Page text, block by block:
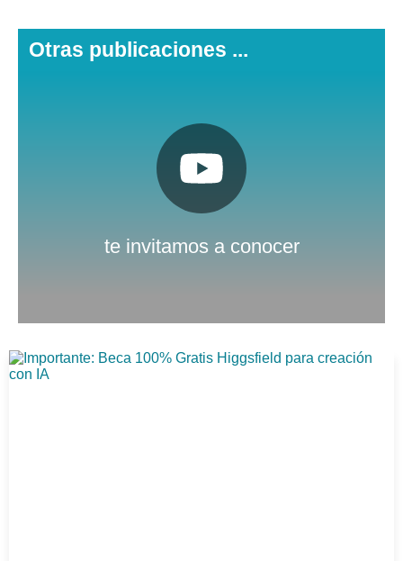
Otras publicaciones ...
te invitamos a conocer
Pulsa aquí